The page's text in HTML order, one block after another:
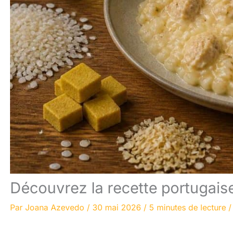
Découvrez la recette
Par Joana Azevedo / 30 mai 2026 / 5 minutes de lecture /